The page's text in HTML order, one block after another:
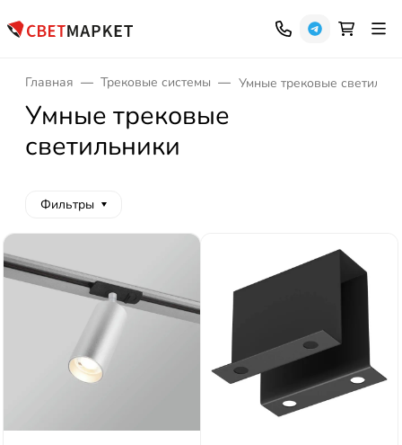
Главная Трековые системы Умные трековые
Умные трековые
светильники
Фильтры